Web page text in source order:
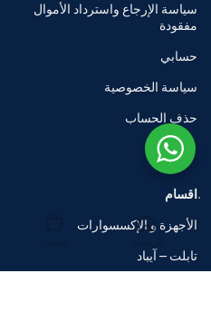
سياسة الإرجاع واسترداد الأموال
مفقودة
حسابي
سياسة الخصوصية
حذف الحساب
اقسام
الأجهزة و الإكسسوارات
تابلت – آيباد